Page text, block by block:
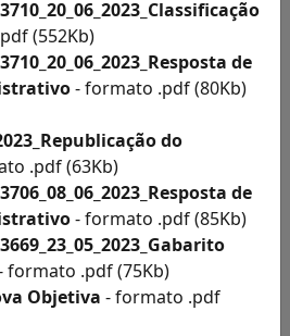
(552Kb)
de
- formato .pdf (80Kb)
do
.pdf (63Kb)
de
- formato .pdf (85Kb)
formato .pdf (75Kb)
Objetiva - formato .pdf